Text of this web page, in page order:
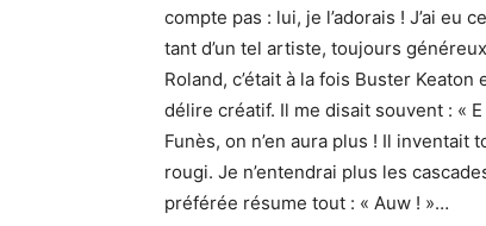
compte pas : lui, je l’adorais ! J’ai eu
tant d’un tel artiste, toujours
Roland, c’était à la fois Buster
délire créatif. Il me disait souvent : «
Funès, on n’en aura plus ! Il inventait
rougi. Je n’entendrai plus les
préférée résume tout : « Auw ! »…